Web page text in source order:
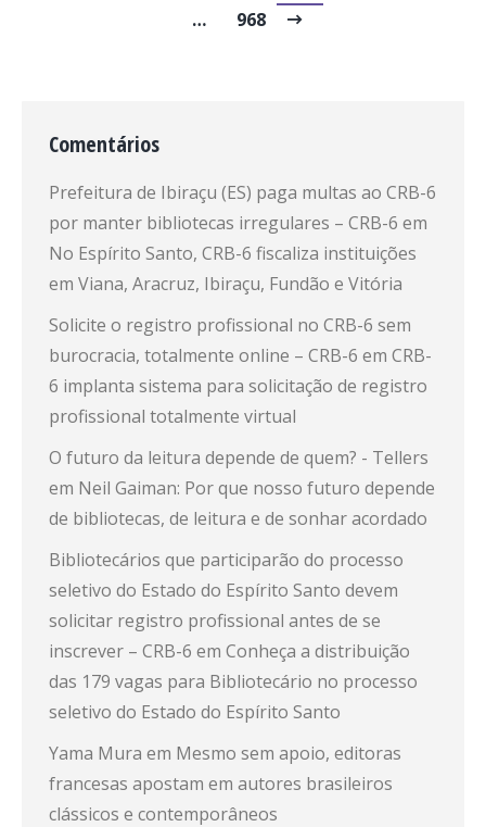
…
968
Comentários
Prefeitura de Ibiraçu (ES) paga multas ao CRB-6
por manter bibliotecas irregulares – CRB-6 em
No Espírito Santo, CRB-6 fiscaliza instituições
em Viana, Aracruz, Ibiraçu, Fundão e Vitória
Solicite o registro profissional no CRB-6 sem
burocracia, totalmente online – CRB-6 em CRB-
6 implanta sistema para solicitação de registro
profissional totalmente virtual
O futuro da leitura depende de quem? - Tellers
em Neil Gaiman: Por que nosso futuro depende
de bibliotecas, de leitura e de sonhar acordado
Bibliotecários que participarão do processo
seletivo do Estado do Espírito Santo devem
solicitar registro profissional antes de se
inscrever – CRB-6 em Conheça a distribuição
das 179 vagas para Bibliotecário no processo
seletivo do Estado do Espírito Santo
Yama Mura em Mesmo sem apoio, editoras
francesas apostam em autores brasileiros
clássicos e contemporâneos